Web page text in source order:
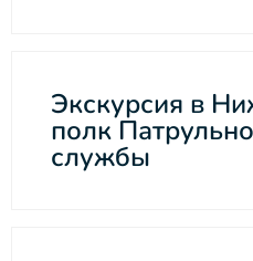
Экскурсия в
полк
службы